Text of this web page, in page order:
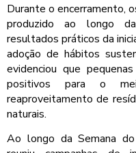
Durante o encerramento,
produzido ao longo
resultados práticos da
adoção de hábitos
evidenciou que
positivos para o
reaproveitamento de
naturais.
Ao longo da Semana